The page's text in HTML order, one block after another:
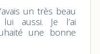
un très beau
aussi. Je l’ai
une bonne